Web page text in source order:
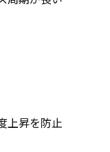
上昇を防止